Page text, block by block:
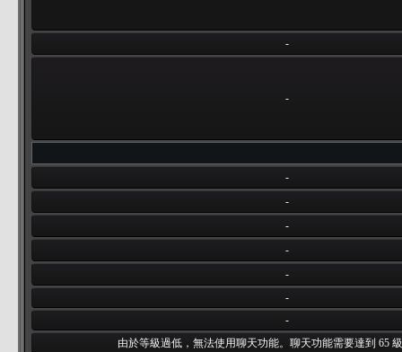
-
-
-
-
-
-
-
-
-
由於等級過低，無法使用聊天功能。聊天功能需要達到 65